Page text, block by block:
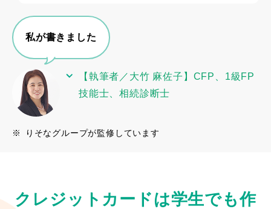
私が書きました
【執筆者／大竹 麻佐子】CFP、1級FP
技能士、相続診断士
※ りそなグループが監修しています
クレジットカードは学生でも作